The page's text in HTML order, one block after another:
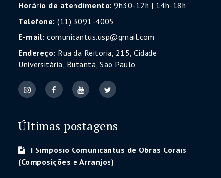
Horário de atendimento: 9h30-12h | 14h-18h
Telefone: (11) 3091-4005
E-mail: comunicantus.usp@gmail.com
Endereço: Rua da Reitoria, 215, Cidade
Universitária, Butantã, São Paulo
Últimas postagens
I Simpósio Comunicantus de Obras Corais
(Composições e Arranjos)